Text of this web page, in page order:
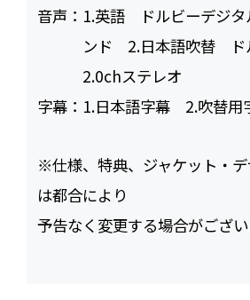
音声： 1.英語 ドルビーデジタ
ンド 2.日本語吹替 ド
2.0chステレオ
字幕： 1.日本語字幕 2.吹替用
※仕様、特典、ジャケット・
は都合により
予告なく変更する場合がござい